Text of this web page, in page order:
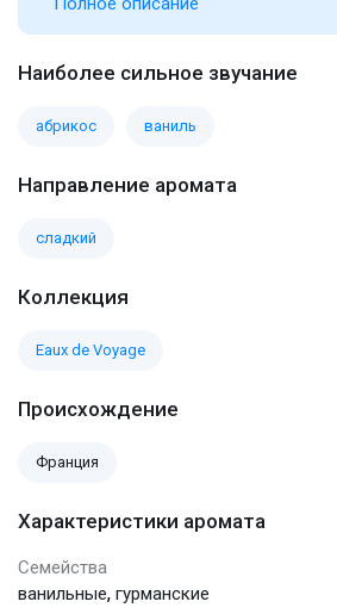
Наиболее сильное звучание
абрикос ваниль
Направление аромата
сладкий
Коллекция
Eaux de Voyage
Происхождение
Франция
Характеристики аромата
Семейства
ванильные, гурманские